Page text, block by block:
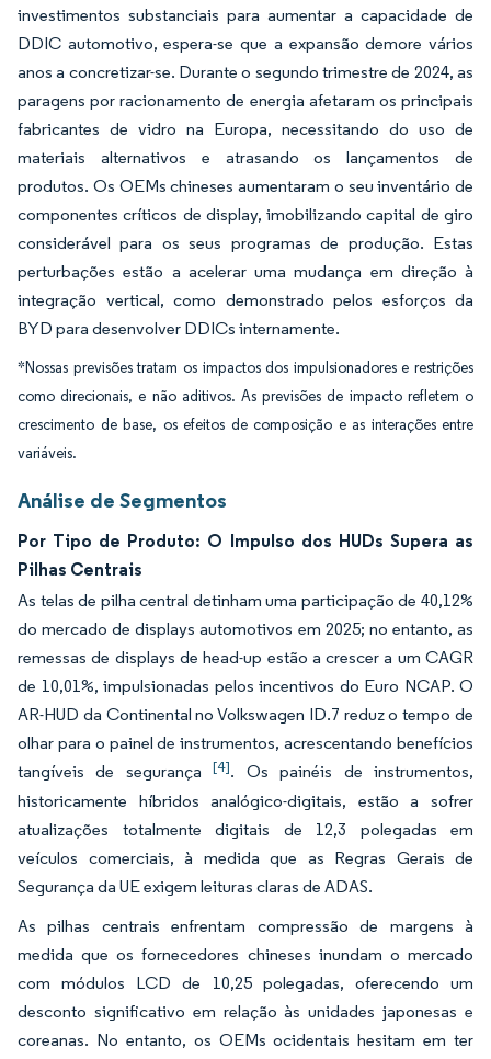
investimentos substanciais para aumentar a capacidade de
DDIC automotivo, espera-se que a expansão demore vários
anos a concretizar-se. Durante o segundo trimestre de 2024, as
paragens por racionamento de energia afetaram os principais
fabricantes de vidro na Europa, necessitando do uso de
materiais alternativos e atrasando os lançamentos de
produtos. Os OEMs chineses aumentaram o seu inventário de
componentes críticos de display, imobilizando capital de giro
considerável para os seus programas de produção. Estas
perturbações estão a acelerar uma mudança em direção à
integração vertical, como demonstrado pelos esforços da
BYD para desenvolver DDICs internamente.
*Nossas previsões tratam os impactos dos impulsionadores e restrições
como direcionais, e não aditivos. As previsões de impacto refletem o
crescimento de base, os efeitos de composição e as interações entre
variáveis.
Análise de Segmentos
Por Tipo de Produto: O Impulso dos HUDs Supera as
Pilhas Centrais
As telas de pilha central detinham uma participação de 40,12%
do mercado de displays automotivos em 2025; no entanto, as
remessas de displays de head-up estão a crescer a um CAGR
de 10,01%, impulsionadas pelos incentivos do Euro NCAP. O
AR-HUD da Continental no Volkswagen ID.7 reduz o tempo de
olhar para o painel de instrumentos, acrescentando benefícios
tangíveis de segurança[4]. Os painéis de instrumentos,
historicamente híbridos analógico-digitais, estão a sofrer
atualizações totalmente digitais de 12,3 polegadas em
veículos comerciais, à medida que as Regras Gerais de
Segurança da UE exigem leituras claras de ADAS.
As pilhas centrais enfrentam compressão de margens à
medida que os fornecedores chineses inundam o mercado
com módulos LCD de 10,25 polegadas, oferecendo um
desconto significativo em relação às unidades japonesas e
coreanas. No entanto, os OEMs ocidentais hesitam em ter